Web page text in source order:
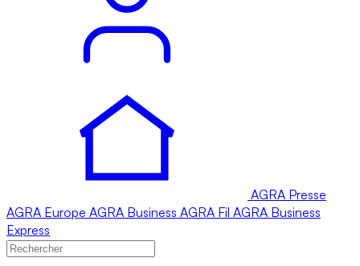
AGRA Presse
AGRA Europe AGRA Business AGRA Fil AGRA Business
Express